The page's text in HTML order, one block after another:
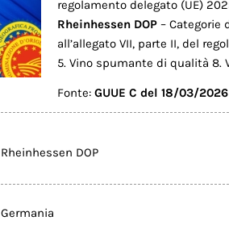
regolamento delegato (UE)
Rheinhessen DOP –
all’allegato VII, parte II, del
5. Vino spumante di qualità 8.
Fonte: GUUE C del 18/03/2026
Rheinhessen DOP
Germania